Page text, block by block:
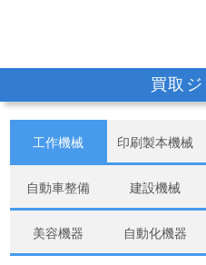
買取
工作機械 印刷製本機械
自動車整備 建設機械
美容機器 自動化機器